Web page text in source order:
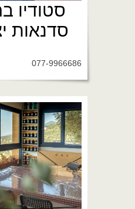
סטודיו
סדנאות
077-9966686